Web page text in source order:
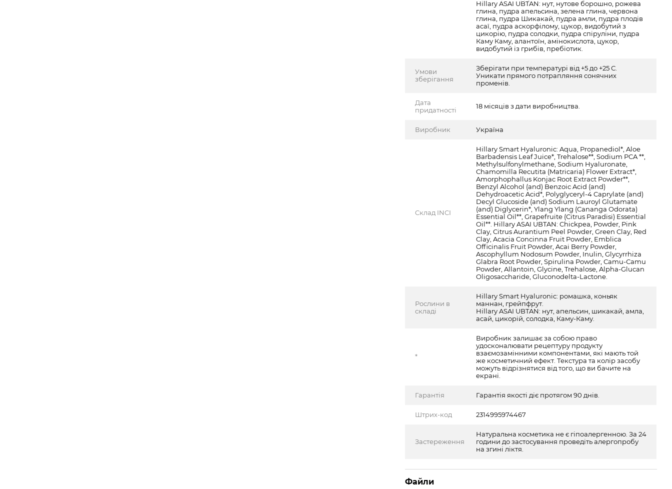
Hillary ASAI UBTAN: нут, нутове борошно, рожева
глина, пудра апельсина, зелена глина, червона
глина, пудра Шикакай, пудра амли, пудра плодів
асаї, пудра аскорфілому, цукор, видобутий з
цикорію, пудра солодки, пудра спіруліни, пудра
Каму Каму, алантоїн, амінокислота, цукор,
видобутий із грибів, пребіотик.
Умови
зберігання
Зберігати при температурі від +5 до +25 С.
Уникати прямого потрапляння сонячних
променів.
Дата
придатності
18 місяців з дати виробництва.
Виробник Україна
Cклад INCI
Hillary Smart Hyaluronic: Aqua, Propanediol*, Aloe
Barbadensis Leaf Juice*, Trehalose**, Sodium PCA **,
Methylsulfonylmethane, Sodium Hyaluronate,
Chamomilla Recutita (Matricaria) Flower Extract*,
Amorphophallus Konjac Root Extract Powder**,
Benzyl Alcohol (and) Benzoic Acid (and)
Dehydroacetic Acid*, Polyglyceryl-4 Caprylate (and)
Decyl Glucoside (and) Sodium Lauroyl Glutamate
(and) Diglycerin*, Ylang Ylang (Cananga Odorata)
Essential Oil**, Grapefruite (Citrus Paradisi) Essential
Oil**. Hillary ASAI UBTAN: Chickpea, Powder, Pink
Clay, Citrus Aurantium Peel Powder, Green Clay, Red
Clay, Acacia Concinna Fruit Powder, Emblica
Officinalis Fruit Powder, Acai Berry Powder,
Ascophyllum Nodosum Powder, Inulin, Glycyrrhiza
Glabra Root Powder, Spirulina Powder, Сamu-Сamu
Powder, Allantoin, Glycine, Trehalose, Alpha-Glucan
Oligosaccharide, Gluсоnоdеltа-Lасtоnе.
Рослини в
складі
Hillary Smart Hyaluronic: ромашка, коньяк
маннан, грейпфрут.
Hillary ASAI UBTAN: нут, апельсин, шикакай, амла,
асай, цикорій, солодка, Каму-Каму.
*
Виробник залишає за собою право
удосконалювати рецептуру продукту
взаємозамінними компонентами, які мають той
же косметичний ефект. Текстура та колір засобу
можуть відрізнятися від того, що ви бачите на
екрані.
Гарантія Гарантія якості діє протягом 90 днів.
Штрих-код 2314995974467
Застереження
Натуральна косметика не є гіпоалергенною. За 24
години до застосування проведіть алергопробу
на згині ліктя.
Файли